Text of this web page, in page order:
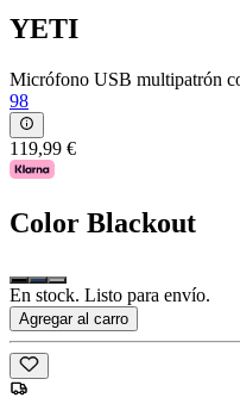
YETI
Micrófono USB multipatrón
98
119,99 €
Color Blackout
En stock. Listo para envío.
Agregar al carro